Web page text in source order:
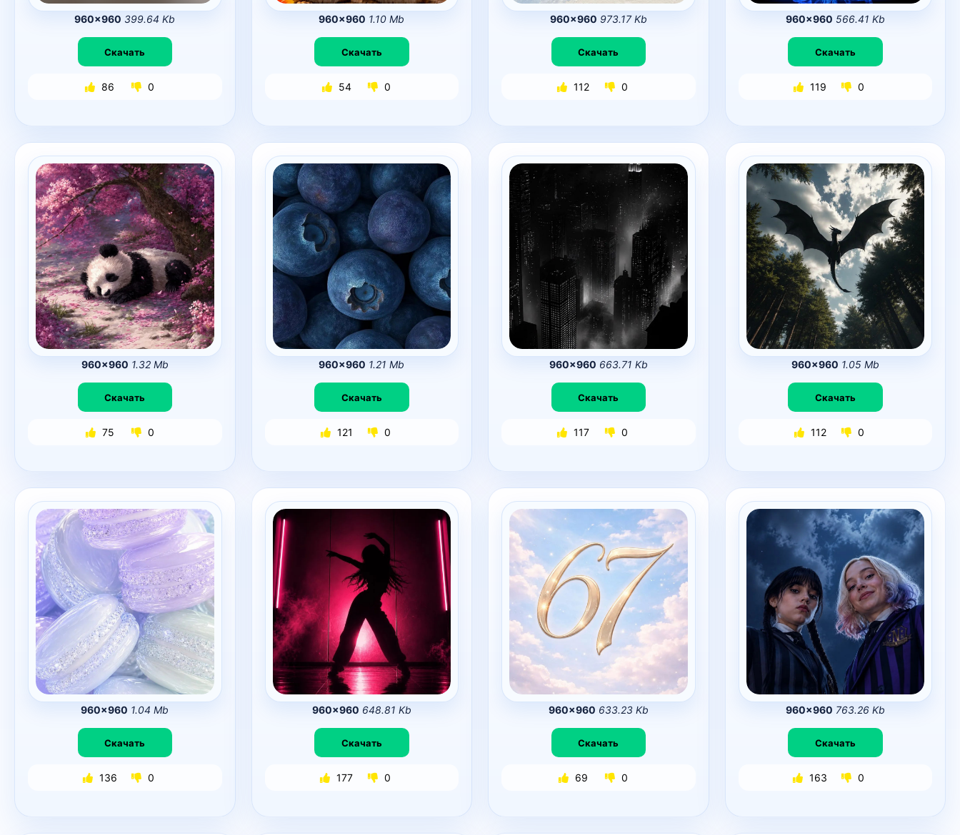
960×960 399.64 Kb
Скачать
86 0
960×960 1.10 Mb
Скачать
54 0
960×960 973.17 Kb
Скачать
112 0
960×960 566.41 Kb
Скачать
119 0
960×960 1.32 Mb
Скачать
75 0
960×960 1.21 Mb
Скачать
121 0
960×960 663.71 Kb
Скачать
117 0
960×960 1.05 Mb
Скачать
112 0
960×960 1.04 Mb
Скачать
136 0
960×960 648.81 Kb
Скачать
177 0
960×960 633.23 Kb
Скачать
69 0
960×960 763.26 Kb
Скачать
163 0